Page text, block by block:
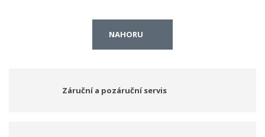
NAHORU
Záruční a pozáruční servis